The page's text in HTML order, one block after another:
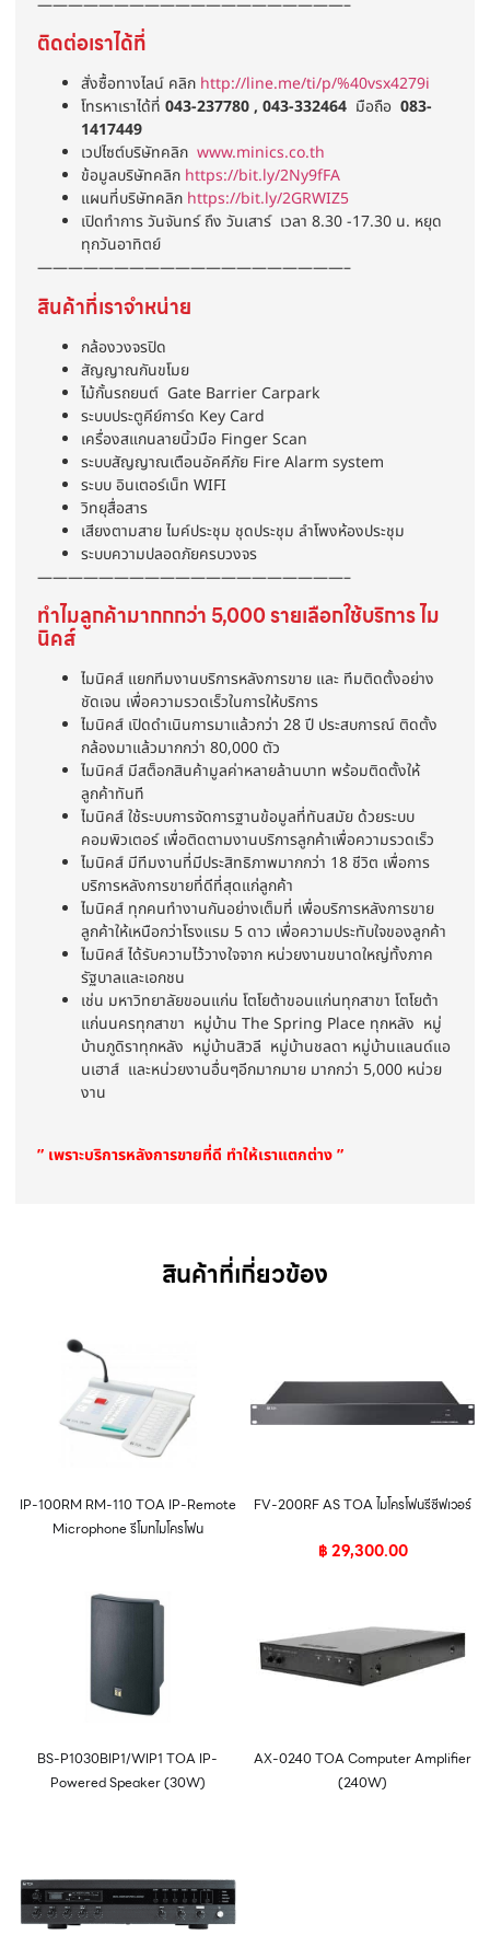
————————————————————–
ติดต่อเราได้ที่
สั่งซื้อทางไลน์ คลิก http://line.me/ti/p/%40vsx4279i
โทรหาเราได้ที่ 043-237780 , 043-332464 มือถือ 083-
1417449
เวปไซต์บริษัทคลิก www.minics.co.th
ข้อมูลบริษัทคลิก https://bit.ly/2Ny9fFA
แผนที่บริษัทคลิก https://bit.ly/2GRWIZ5
เปิดทำการ วันจันทร์ ถึง วันเสาร์ เวลา 8.30 -17.30 น. หยุด
ทุกวันอาทิตย์
————————————————————–
สินค้าที่เราจำหน่าย
กล้องวงจรปิด
สัญญาณกันขโมย
ไม้กั้นรถยนต์ Gate Barrier Carpark
ระบบประตูคีย์การ์ด Key Card
เครื่องสแกนลายนิ้วมือ Finger Scan
ระบบสัญญาณเตือนอัคคีภัย Fire Alarm system
ระบบ อินเตอร์เน็ท WIFI
วิทยุสื่อสาร
เสียงตามสาย ไมค์ประชุม ชุดประชุม ลำโพงห้องประชุม
ระบบความปลอดภัยครบวงจร
————————————————————–
ทำไมลูกค้ามากกกว่า 5,000 รายเลือกใช้บริการ ไม
นิคส์
ไมนิคส์ แยกทีมงานบริการหลังการขาย และ ทีมติดตั้งอย่าง
ชัดเจน เพื่อความรวดเร็วในการให้บริการ
ไมนิคส์ เปิดดำเนินการมาแล้วกว่า 28 ปี ประสบการณ์ ติดตั้ง
กล้องมาแล้วมากกว่า 80,000 ตัว
ไมนิคส์ มีสต็อกสินค้ามูลค่าหลายล้านบาท พร้อมติดตั้งให้
ลูกค้าทันที
ไมนิคส์ ใช้ระบบการจัดการฐานข้อมูลที่ทันสมัย ด้วยระบบ
คอมพิวเตอร์ เพื่อติดตามงานบริการลูกค้าเพื่อความรวดเร็ว
ไมนิคส์ มีทีมงานที่มีประสิทธิภาพมากกว่า 18 ชีวิต เพื่อการ
บริการหลังการขายที่ดีที่สุดแก่ลูกค้า
ไมนิคส์ ทุกคนทำงานกันอย่างเต็มที่ เพื่อบริการหลังการขาย
ลูกค้าให้เหนือกว่าโรงแรม 5 ดาว เพื่อความประทับใจของลูกค้า
ไมนิคส์ ได้รับความไว้วางใจจาก หน่วยงานขนาดใหญ่ทั้งภาค
รัฐบาลและเอกชน
เช่น มหาวิทยาลัยขอนแก่น โตโยต้าขอนแก่นทุกสาขา โตโยต้า
แก่นนครทุกสาขา หมู่บ้าน The Spring Place ทุกหลัง หมู่
บ้านภูดิราทุกหลัง หมู่บ้านสิวลี หมู่บ้านชลดา หมู่บ้านแลนด์แอ
นเฮาส์ และหน่วยงานอื่นๆอีกมากมาย มากกว่า 5,000 หน่วย
งาน
” เพราะบริการหลังการขายที่ดี ทำให้เราแตกต่าง ”
สินค้าที่เกี่ยวข้อง
IP-100RM RM-110 TOA IP-Remote
Microphone รีโมทไมโครโฟน
FV-200RF AS TOA ไมโครโฟนรีซีฟเวอร์
฿29,300.00
BS-P1030BIP1/WIP1 TOA IP-
Powered Speaker (30W)
AX-0240 TOA Computer Amplifier
(240W)